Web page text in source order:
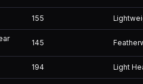
155
145
194 Light